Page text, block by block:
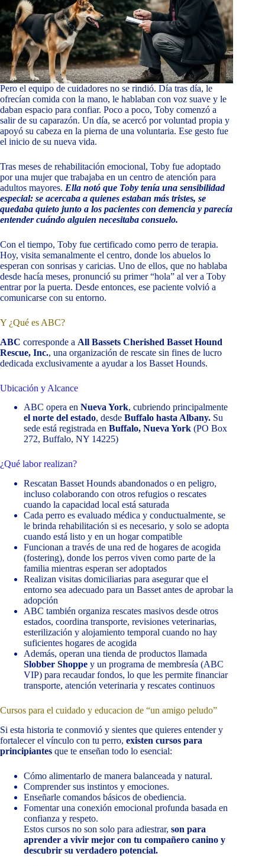
Pero el equipo de cuidadores no se rindió. Día tras día, le
ofrecían comida con la mano, le hablaban con voz suave y le
daban espacio para confiar. Poco a poco, Toby comenzó a
salir de su caparazón. Un día, se acercó por voluntad propia y
apoyó su cabeza en la pierna de una voluntaria. Ese gesto fue
el inicio de su nueva vida.
Tras meses de rehabilitación emocional, Toby fue adoptado
por una mujer que trabajaba en un centro de atención para
adultos mayores. Ella notó que Toby tenía una sensibilidad
especial: se acercaba a quienes estaban más tristes, se
quedaba quieto junto a los pacientes con demencia y parecía
entender cuándo alguien necesitaba consuelo.
Con el tiempo, Toby fue certificado como perro de terapia.
Hoy, visita semanalmente el centro, donde los abuelos lo
esperan con sonrisas y caricias. Uno de ellos, que no hablaba
desde hacía meses, pronunció su primer “hola” al ver a Toby
entrar por la puerta. Desde entonces, ese paciente volvió a
comunicarse con su entorno.
Y ¿Qué es ABC?
ABC corresponde a All Bassets Cherished Basset Hound
Rescue, Inc., una organización de rescate sin fines de lucro
dedicada exclusivamente a ayudar a los Basset Hounds.
Ubicación y Alcance
ABC opera en Nueva York, cubriendo principalmente
el norte del estado, desde Buffalo hasta Albany. Su
sede está registrada en Buffalo, Nueva York (PO Box
272, Buffalo, NY 14225)
¿Qué labor realizan?
Rescatan Basset Hounds abandonados o en peligro,
incluso colaborando con otros refugios o rescates
cuando la capacidad local está saturada
Cada perro es evaluado médica y conductualmente, se
le brinda rehabilitación si es necesario, y solo se adopta
cuando está listo y en un hogar compatible
Funcionan a través de una red de hogares de acogida
(fostering), donde los perros viven como parte de la
familia mientras esperan ser adoptados
Realizan visitas domiciliarias para asegurar que el
entorno sea adecuado para un Basset antes de aprobar la
adopción
ABC también organiza rescates masivos desde otros
estados, coordina transporte, revisiones veterinarias,
esterilización y alojamiento temporal cuando no hay
suficientes hogares de acogida
Además, operan una tienda de productos llamada
Slobber Shoppe y un programa de membresía (ABC
VIP) para recaudar fondos, lo que les permite financiar
transporte, atención veterinaria y rescates continuos
Cursos para el cuidado y educacion de “un amigo peludo”
Si esta historia te conmovió y sientes que quieres entender y
fortalecer el vínculo con tu perro, existen cursos para
principiantes que te enseñan todo lo esencial:
Cómo alimentarlo de manera balanceada y natural.
Comprender sus instintos y emociones.
Enseñarle comandos básicos de obediencia.
Fomentar una conexión emocional profunda basada en
confianza y respeto.
Estos cursos no son solo para adiestrar, son para
aprender a vivir mejor con tu compañero canino y
descubrir su verdadero potencial.